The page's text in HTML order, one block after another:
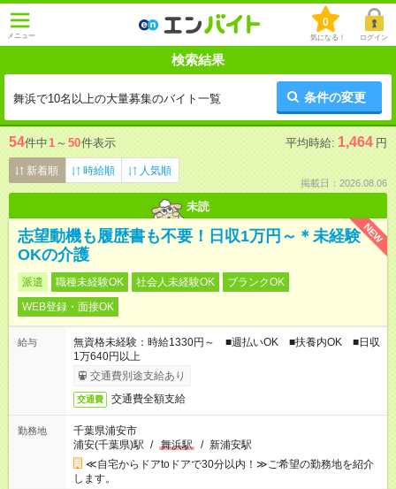
メニュー
0
気になる！ ログイン
検索結果
舞浜で10名以上の大量募集のバイト一覧 条件の変更
54件中1 ～ 50件表示 平均時給: 1,464 円
新着順 時給順 人気順
掲載日：2026.08.06
未読
NEW
志望動機も履歴書も不要！日収1万円～＊未経験
OKの介護
派遣 職種未経験OK 社会人未経験OK
ブランクOK
WEB登録・面接OK
給与
無資格未経験：時給1330円～ ■週払いOK ■扶養内OK ■日収
1万640円以上
交通費別途支給あり
交通費 交通費全額支給
勤務地
千葉県浦安市
浦安(千葉県)駅 / 舞浜駅 / 新浦安駅
≪自宅からドアtoドアで30分以内！≫ご希望の勤務地を紹介
します。